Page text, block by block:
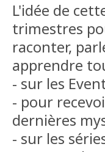
L'idée de
trimestres
raconter,
apprendre
- sur les
- pour
dernières
- sur les